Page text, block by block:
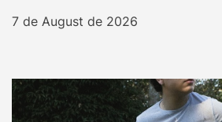
7 de August de 2026